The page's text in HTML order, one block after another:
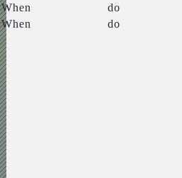
When
do
When
do